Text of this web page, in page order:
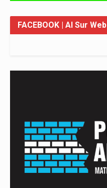
FACEBOOK | Al Sur Web